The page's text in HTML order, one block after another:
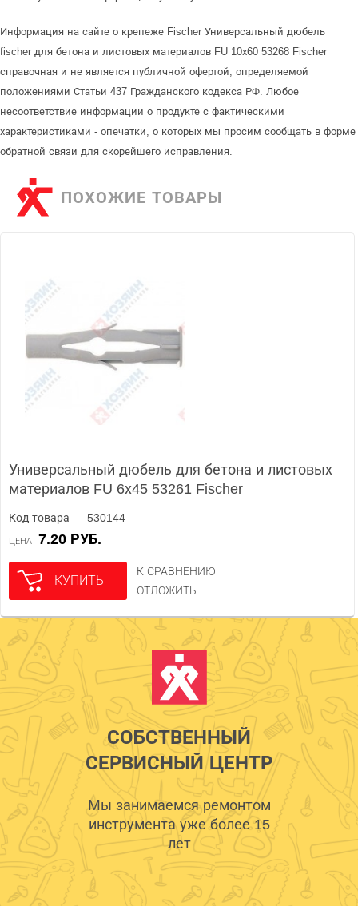
Информация на сайте о крепеже Fischer Универсальный дюбель
fischer для бетона и листовых материалов FU 10х60 53268 Fischer
справочная и не является публичной офертой, определяемой
положениями Статьи 437 Гражданского кодекса РФ. Любое
несоответствие информации о продукте с фактическими
характеристиками - опечатки, о которых мы просим сообщать в форме
обратной связи для скорейшего исправления.
ПОХОЖИЕ ТОВАРЫ
Универсальный дюбель для бетона и листовых
материалов FU 6х45 53261 Fischer
Код товара — 530144
ЦЕНА 7.20 РУБ.
КУПИТЬ
К СРАВНЕНИЮ
ОТЛОЖИТЬ
СОБСТВЕННЫЙ
СЕРВИСНЫЙ ЦЕНТР
Мы занимаемся ремонтом
инструмента уже более 15
лет